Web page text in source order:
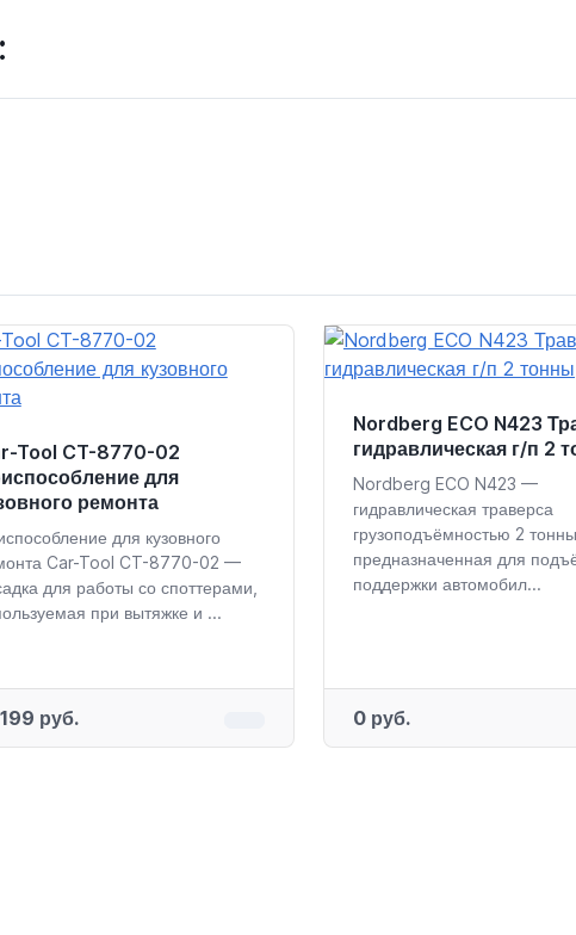
Tool CT-8770-02
для
ремонта
для кузовного
Car-Tool CT-8770-02 —
для работы со споттерами,
при вытяжке и ...
руб.
Nordberg ECO N423
гидравлическая г/п 2
Nordberg ECO N423 —
гидравлическая траверса
грузоподъёмностью 2 тонны,
предназначенная для
поддержки автомобил...
0 руб.